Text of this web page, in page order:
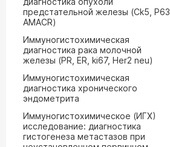
предстательной железы (Ck5, P63,
AMACR)
Иммуногистохимическая
диагностика рака молочной
железы (PR, ER, ki67, Her2 neu)
Иммуногистохимическая
диагностика хронического
эндометрита
Иммуногистохимическое (ИГХ)
исследование: диагностика
гистогенеза метастазов при